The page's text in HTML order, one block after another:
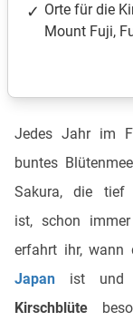
Orte für die
Mount Fuji,
Jedes Jahr im
buntes
Sakura, die tief
ist, schon
erfahrt ihr, wann
Japan ist und
Kirschblüte